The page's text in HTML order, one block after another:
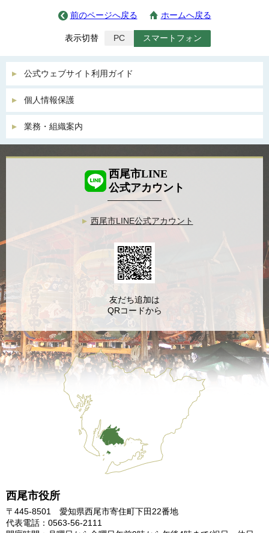
前のページへ戻る ホームへ戻る
表示切替 PC スマートフォン
公式ウェブサイト利用ガイド
個人情報保護
業務・組織案内
西尾市役所
〒445-8501 愛知県西尾市寄住町下田22番地
代表電話：0563-56-2111
西尾市LINE
公式アカウント
西尾市LINE公式アカウント
友だち追加は
QRコードから